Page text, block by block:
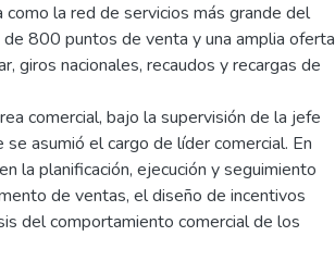
como la red de servicios más grande del
800 puntos de venta y una amplia oferta
giros nacionales, recaudos y recargas de
comercial, bajo la supervisión de la jefe
asumió el cargo de líder comercial. En
la planificación, ejecución y seguimiento
de ventas, el diseño de incentivos
del comportamiento comercial de los